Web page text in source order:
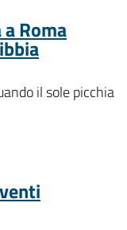
Roma
il sole picchia